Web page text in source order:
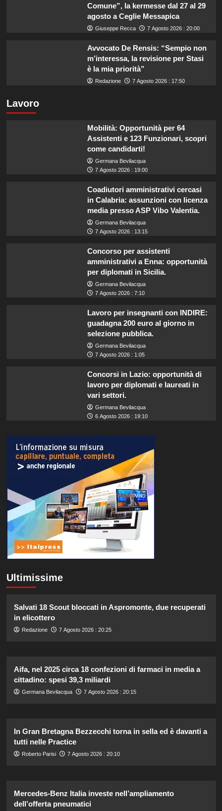
Comune”, la kermesse dal 27 al 29
agosto a Ceglie Messapica
Giuseppe Recca 7 Agosto 2026 : 20:00
Avvocato De Rensis: “Sempio non
m’interessa, la revisione per Stasi
è la mia priorità”
Redazione 7 Agosto 2026 : 17:50
Lavoro
Mobilità: Opportunità per 64
Assistenti e 123 Funzionari, scopri
come candidarti!
Germana Bevilacqua
7 Agosto 2026 : 19:00
Coadiutori amministrativi cercasi
in Calabria: assunzioni con licenza
media presso ASP Vibo Valentia.
Germana Bevilacqua
7 Agosto 2026 : 13:15
Concorso per assistenti
amministrativi a Enna: opportunità
per diplomati in Sicilia.
Germana Bevilacqua
7 Agosto 2026 : 7:10
Lavoro per insegnanti con INDIRE:
guadagna 200 euro al giorno in
selezione pubblica.
Germana Bevilacqua
7 Agosto 2026 : 1:05
Concorsi in Lazio: opportunità di
lavoro per diplomati e laureati in
vari settori.
Germana Bevilacqua
6 Agosto 2026 : 19:10
Ultimissime
Salvati 18 Scout bloccati in Aspromonte, due recuperati
in elicottero
Redazione 7 Agosto 2026 : 20:25
Aifa, nel 2025 circa 18 confezioni di farmaci in media a
cittadino: spesi 39,3 miliardi
Germana Bevilacqua 7 Agosto 2026 : 20:15
In Gran Bretagna Bezzecchi torna in sella ed è davanti a
tutti nelle Practice
Roberto Parisi 7 Agosto 2026 : 20:10
Mercedes-Benz Italia investe nell’ampliamento
dell’offerta pneumatici